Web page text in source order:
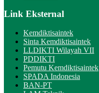
Link Eksternal
Kemdiktisaintek
Sinta Kemdiktisaintek
LLDIKTI Wilayah VII
PDDIKTI
Pemutu Kemdiktisaintek
SPADA Indonesia
BAN-PT